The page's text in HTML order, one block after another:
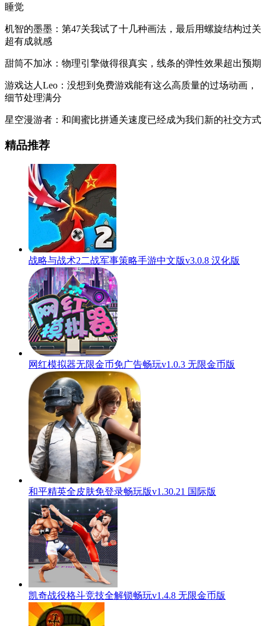
睡觉
机智的墨墨：第47关我试了十几种画法，最后用螺旋结构过关
超有成就感
甜筒不加冰：物理引擎做得很真实，线条的弹性效果超出预期
游戏达人Leo：没想到免费游戏能有这么高质量的过场动画，
细节处理满分
星空漫游者：和闺蜜比拼通关速度已经成为我们新的社交方式
精品推荐
战略与战术2二战军事策略手游中文版v3.0.8 汉化版
网红模拟器无限金币免广告畅玩v1.0.3 无限金币版
和平精英全皮肤免登录畅玩版v1.30.21 国际版
凯奇战役格斗竞技全解锁畅玩v1.4.8 无限金币版